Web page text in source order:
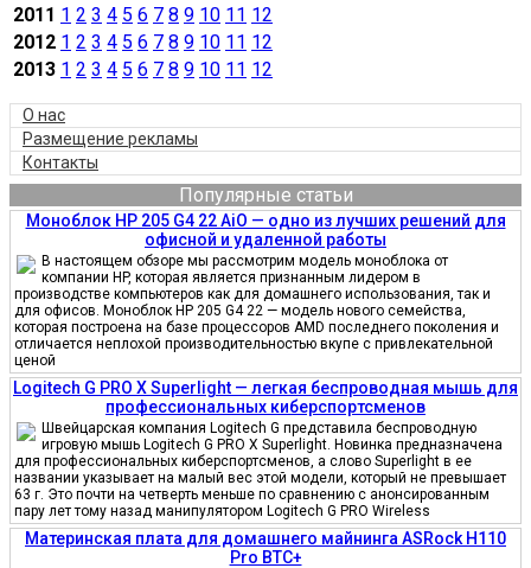
2011 1 2 3 4 5 6 7 8 9 10 11 12
2012 1 2 3 4 5 6 7 8 9 10 11 12
2013 1 2 3 4 5 6 7 8 9 10 11 12
О нас
Размещение рекламы
Контакты
Популярные статьи
Моноблок HP 205 G4 22 AiO — одно из лучших решений для
офисной и удаленной работы
В настоящем обзоре мы рассмотрим модель моноблока от
компании HP, которая является признанным лидером в
производстве компьютеров как для домашнего использования, так и
для офисов. Моноблок HP 205 G4 22 — модель нового семейства,
которая построена на базе процессоров AMD последнего поколения и
отличается неплохой производительностью вкупе с привлекательной
ценой
Logitech G PRO X Superlight — легкая беспроводная мышь для
профессиональных киберспортсменов
Швейцарская компания Logitech G представила беспроводную
игровую мышь Logitech G PRO X Superlight. Новинка предназначена
для профессиональных киберспортсменов, а слово Superlight в ее
названии указывает на малый вес этой модели, который не превышает
63 г. Это почти на четверть меньше по сравнению с анонсированным
пару лет тому назад манипулятором Logitech G PRO Wireless
Материнская плата для домашнего майнинга ASRock H110
Pro BTC+